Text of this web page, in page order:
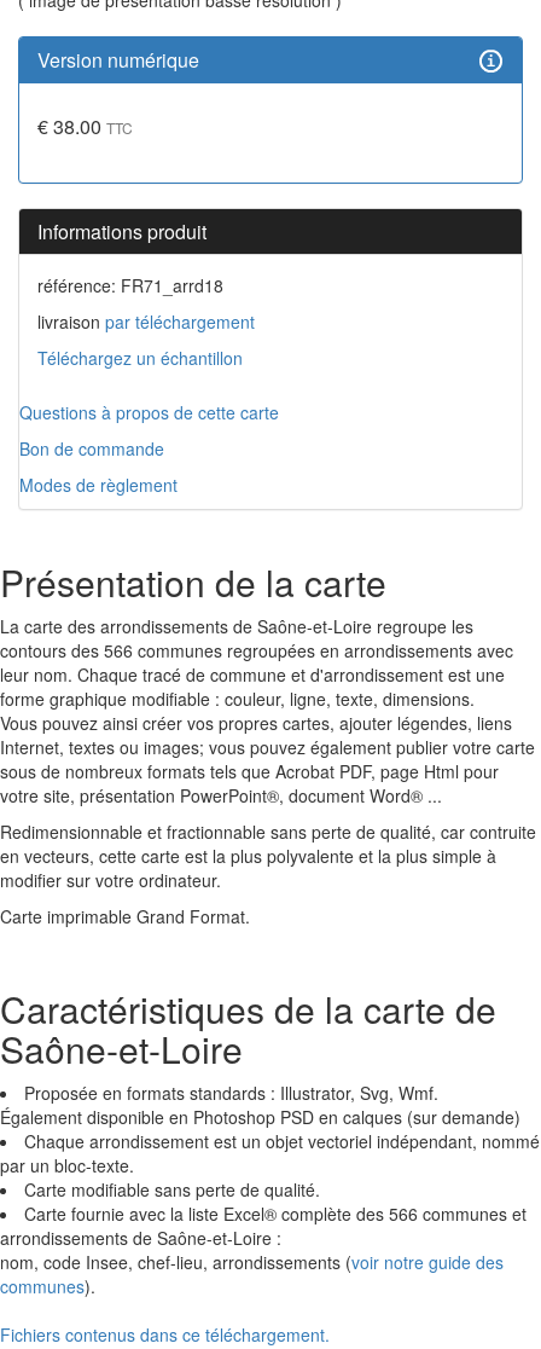
Version numérique
€ 38.00 TTC
Informations produit
référence: FR71_arrd18
livraison par téléchargement
Téléchargez un échantillon
Questions à propos de cette carte
Bon de commande
Modes de règlement
Présentation de la carte
La carte des arrondissements de Saône-et-Loire regroupe les
contours des 566 communes regroupées en arrondissements avec
leur nom. Chaque tracé de commune et d'arrondissement est une
forme graphique modifiable : couleur, ligne, texte, dimensions.
Vous pouvez ainsi créer vos propres cartes, ajouter légendes, liens
Internet, textes ou images; vous pouvez également publier votre carte
sous de nombreux formats tels que Acrobat PDF, page Html pour
votre site, présentation PowerPoint®, document Word® ...
Redimensionnable et fractionnable sans perte de qualité, car contruite
en vecteurs, cette carte est la plus polyvalente et la plus simple à
modifier sur votre ordinateur.
Carte imprimable Grand Format.
Caractéristiques de la carte de
Saône-et-Loire
Proposée en formats standards : Illustrator, Svg, Wmf.
Également disponible en Photoshop PSD en calques (sur demande)
Chaque arrondissement est un objet vectoriel indépendant, nommé
par un bloc-texte.
Carte modifiable sans perte de qualité.
Carte fournie avec la liste Excel® complète des 566 communes et
arrondissements de Saône-et-Loire :
nom, code Insee, chef-lieu, arrondissements (voir notre guide des
communes).
Fichiers contenus dans ce téléchargement.